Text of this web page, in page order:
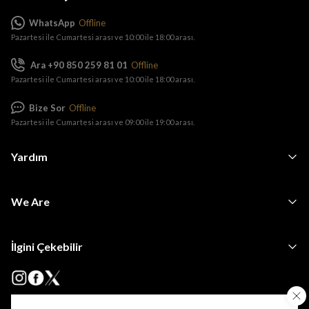
Yardım
We Are
İlgini Çekebilir
WhatsApp Offline
Pazartesi ile Cumartesi arası ve 10:00 ile 18:00 arası.
Ara +90 850 259 81 01 Offline
Pazartesi ile Cumartesi arası ve 10:00 ile 18:00 arası.
Bize Sor Offline
Pazartesi ile Cumartesi arası ve 09:00 ile 19:00 arası.